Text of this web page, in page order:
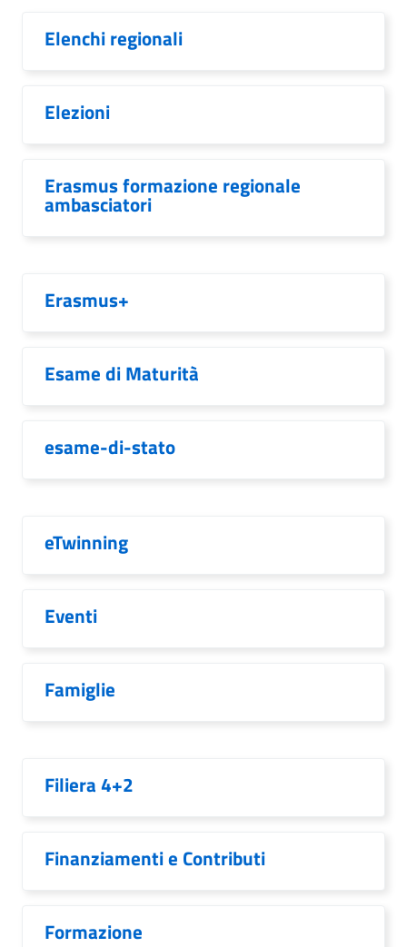
Elenchi regionali
Elezioni
Erasmus formazione regionale
ambasciatori
Erasmus+
Esame di Maturità
esame-di-stato
eTwinning
Eventi
Famiglie
Filiera 4+2
Finanziamenti e Contributi
Formazione